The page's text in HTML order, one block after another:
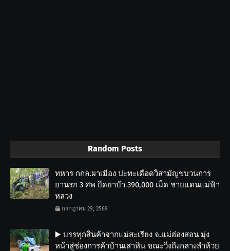
Random Posts
ทหาร กกล.ผาเมือง ปะทะเดือดวิสามัญขบวนการ
ยานรก 3 ศพ ยึดยาบ้า 390,000 เม็ด ชายแดนแม่ฟ้า
หลวง
กรกฎาคม 29, 2569
▶️ บรรทุกสินค้าจากแม่สะเรียง จ.แม่ฮ่องสอน มุ่ง
หน้าสู่ช่องการค้าบ้านเสาหิน ขณะวิ่งถึงกลางลำห้วย